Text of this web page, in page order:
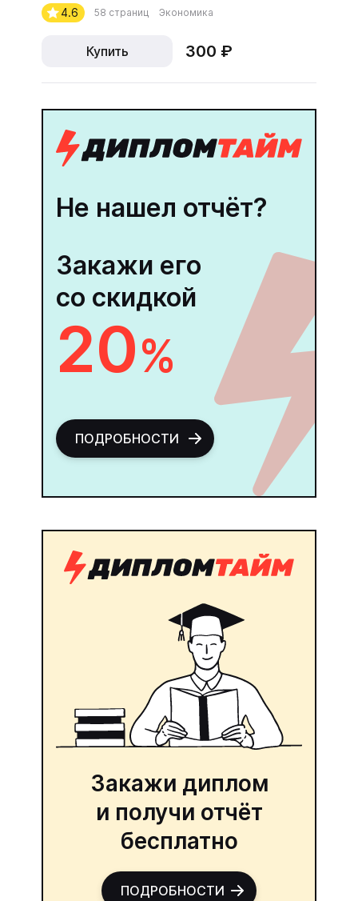
4.6 58 страниц Экономика
Купить 300 ₽
Не нашел отчёт?
Закажи его
со скидкой
20%
ПОДРОБНОСТИ
Закажи диплом
и получи отчёт
бесплатно
ПОДРОБНОСТИ